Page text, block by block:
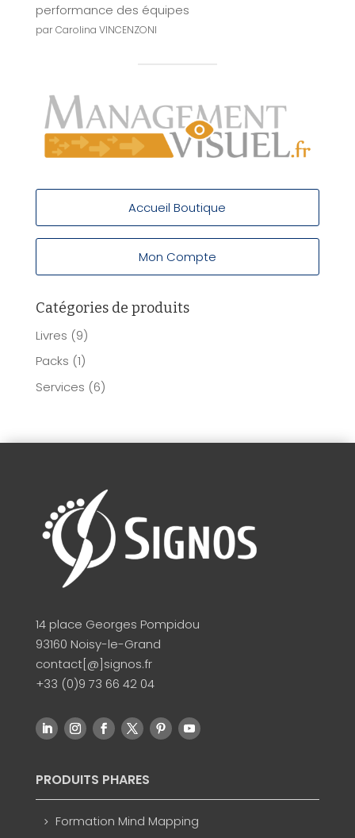
performance des équipes
par Carolina VINCENZONI
Accueil Boutique
Mon Compte
Catégories de produits
Livres (9)
Packs (1)
Services (6)
14 place Georges Pompidou
93160 Noisy-le-Grand
contact[@]signos.fr
+33 (0)9 73 66 42 04
PRODUITS PHARES
Formation Mind Mapping